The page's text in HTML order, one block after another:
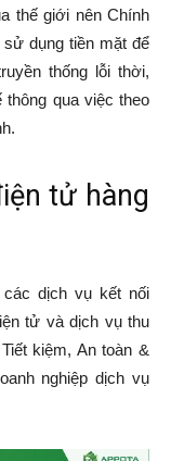
thế giới nên Chính
dụng tiền mặt để
thống lỗi thời,
thông qua việc theo
tử hàng
dịch vụ kết nối
tử và dịch vụ thu
kiệm, An toàn &
nghiệp dịch vụ